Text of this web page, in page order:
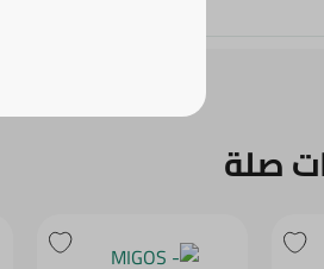
صلة